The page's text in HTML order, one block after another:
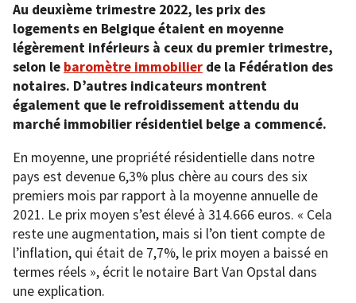
Au deuxième trimestre 2022, les prix des
logements en Belgique étaient en moyenne
légèrement inférieurs à ceux du premier trimestre,
selon le baromètre immobilier de la Fédération des
notaires. D’autres indicateurs montrent
également que le refroidissement attendu du
marché immobilier résidentiel belge a commencé.
En moyenne, une propriété résidentielle dans notre
pays est devenue 6,3% plus chère au cours des six
premiers mois par rapport à la moyenne annuelle de
2021. Le prix moyen s’est élevé à 314.666 euros. « Cela
reste une augmentation, mais si l’on tient compte de
l’inflation, qui était de 7,7%, le prix moyen a baissé en
termes réels », écrit le notaire Bart Van Opstal dans
une explication.